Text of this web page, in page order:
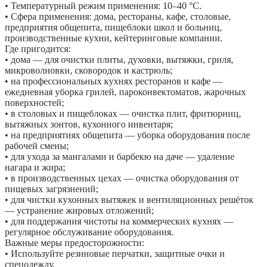
• Температурный режим применения: 10–40 °C.
• Сфера применения: дома, рестораны, кафе, столовые,
предприятия общепита, пищеблоки школ и больниц,
производственные кухни, кейтеринговые компании.
Где пригодится:
• дома — для очистки плиты, духовки, вытяжки, гриля,
микроволновки, сковородок и кастрюль;
• на профессиональных кухнях ресторанов и кафе —
ежедневная уборка грилей, пароконвектоматов, жарочных
поверхностей;
• в столовых и пищеблоках — очистка плит, фритюрниц,
вытяжных зонтов, кухонного инвентаря;
• на предприятиях общепита — уборка оборудования после
рабочей смены;
• для ухода за мангалами и барбекю на даче — удаление
нагара и жира;
• в производственных цехах — очистка оборудования от
пищевых загрязнений;
• для чистки кухонных вытяжек и вентиляционных решёток
— устранение жировых отложений;
• для поддержания чистоты на коммерческих кухнях —
регулярное обслуживание оборудования.
Важные меры предосторожности:
• Используйте резиновые перчатки, защитные очки и
спецодежду.